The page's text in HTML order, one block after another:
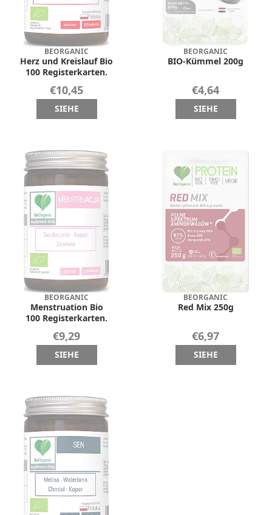
BEORGANIC
Herz und Kreislauf Bio
100 Registerkarten.
€10,45
SIEHE
BEORGANIC
BIO-Kümmel 200g
€4,64
SIEHE
BEORGANIC
Menstruation Bio
100 Registerkarten.
€9,29
SIEHE
BEORGANIC
Red Mix 250g
€6,97
SIEHE